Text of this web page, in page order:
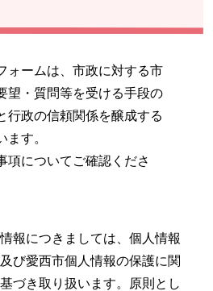
ォームは、市政に対する市
望・質問等を受ける手段の
行政の信頼関係を醸成する
ます。
項についてご確認くださ
報につきましては、個人情報
び愛西市個人情報の保護に関
づき取り扱います。原則とし